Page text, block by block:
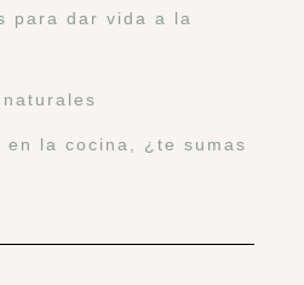
para dar vida a la
en la cocina, ¿te sumas